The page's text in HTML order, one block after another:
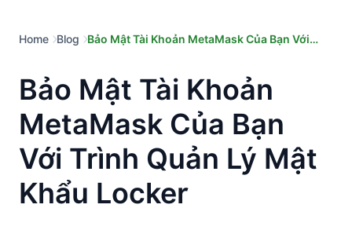
Home Blog
Bảo Mật Tài Khoản MetaMask Của Bạn Với
Bảo Mật Tài Khoản
MetaMask Của Bạn
Với Trình Quản Lý Mật
Khẩu Locker